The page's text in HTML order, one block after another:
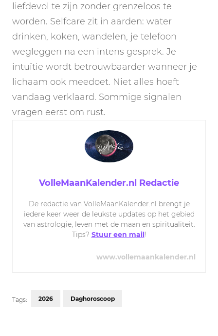
liefdevol te zijn zonder grenzeloos te
worden. Selfcare zit in aarden: water
drinken, koken, wandelen, je telefoon
wegleggen na een intens gesprek. Je
intuïtie wordt betrouwbaarder wanneer je
lichaam ook meedoet. Niet alles hoeft
vandaag verklaard. Sommige signalen
vragen eerst om rust.
VolleMaanKalender.nl Redactie
De redactie van VolleMaanKalender.nl brengt je
iedere keer weer de leukste updates op het gebied
van astrologie, leven met de maan en spiritualiteit.
Tips? Stuur een mail !
www.vollemaankalender.nl
Tags: 2026 Daghoroscoop